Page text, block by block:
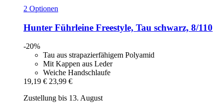
2 Optionen
Hunter Führleine Freestyle, Tau schwarz, 8/110
-20%
Tau aus strapazierfähigem Polyamid
Mit Kappen aus Leder
Weiche Handschlaufe
19,19 € 23,99 €
Zustellung bis 13. August